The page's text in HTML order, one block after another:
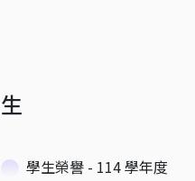
學生榮譽 - 114 學年度